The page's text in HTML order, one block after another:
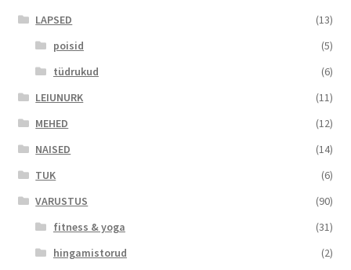
LAPSED
(13)
poisid
(5)
tüdrukud
(6)
LEIUNURK
(11)
MEHED
(12)
NAISED
(14)
TUK
(6)
VARUSTUS
(90)
fitness & yoga
(31)
hingamistorud
(2)